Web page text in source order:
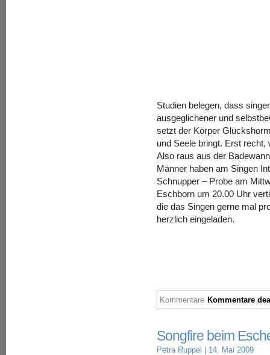
Studien belegen, dass
ausgeglichener und
setzt der Körper
und Seele bringt. Erst
Also raus aus der
Männer haben am Singen
Schnupper – Probe am
Eschborn um 20.00 Uhr
die das Singen gerne mal
herzlich eingeladen.
Kommentare Kommentare
Songfire beim
Petra Ruppel | 14. Mai 2009